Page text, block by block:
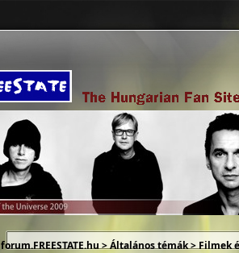
forum.FREESTATE.hu>Általános témák>Filmek